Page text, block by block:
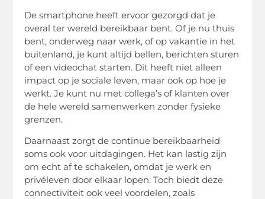
De smartphone heeft ervoor gezorgd dat je
overal ter wereld bereikbaar bent. Of je nu thuis
bent, onderweg naar werk, of op vakantie in het
buitenland, je kunt altijd bellen, berichten sturen
of een videochat starten. Dit heeft niet alleen
impact op je sociale leven, maar ook op hoe je
werkt. Je kunt nu met collega’s of klanten over
de hele wereld samenwerken zonder fysieke
grenzen.
Daarnaast zorgt de continue bereikbaarheid
soms ook voor uitdagingen. Het kan lastig zijn
om echt af te schakelen, omdat je werk en
privéleven door elkaar lopen. Toch biedt deze
connectiviteit ook veel voordelen, zoals